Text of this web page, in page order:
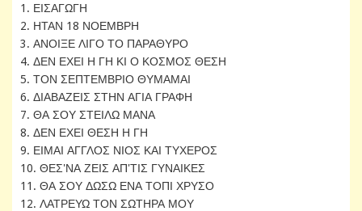
1. ΕΙΣΑΓΩΓΗ
2. ΗΤΑΝ 18 ΝΟΕΜΒΡΗ
3. ΑΝΟΙΞΕ ΛΙΓΟ ΤΟ ΠΑΡΑΘΥΡΟ
4. ΔΕΝ ΕΧΕΙ Η ΓΗ ΚΙ Ο ΚΟΣΜΟΣ ΘΕΣΗ
5. ΤΟΝ ΣΕΠΤΕΜΒΡΙΟ ΘΥΜΑΜΑΙ
6. ΔΙΑΒΑΖΕΙΣ ΣΤΗΝ ΑΓΙΑ ΓΡΑΦΗ
7. ΘΑ ΣΟΥ ΣΤΕΙΛΩ ΜΑΝΑ
8. ΔΕΝ ΕΧΕΙ ΘΕΣΗ Η ΓΗ
9. ΕΙΜΑΙ ΑΓΓΛΟΣ ΝΙΟΣ ΚΑΙ ΤΥΧΕΡΟΣ
10. ΘΕΣ'ΝΑ ΖΕΙΣ ΑΠ'ΤΙΣ ΓΥΝΑΙΚΕΣ
11. ΘΑ ΣΟΥ ΔΩΣΩ ΕΝΑ ΤΟΠΙ ΧΡΥΣΟ
12. ΛΑΤΡΕΥΩ ΤΟΝ ΣΩΤΗΡΑ ΜΟΥ